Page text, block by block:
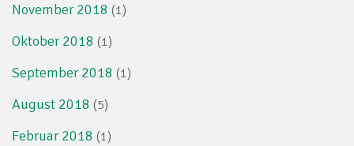
November 2018 (1)
Oktober 2018 (1)
September 2018 (1)
August 2018 (5)
Februar 2018 (1)